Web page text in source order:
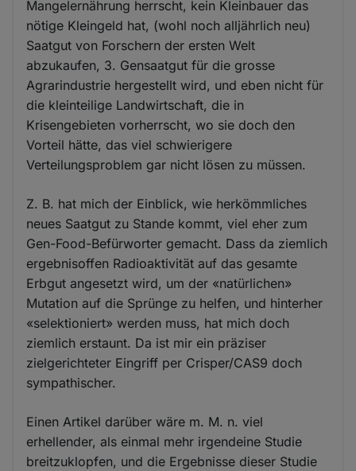
Mangelernährung herrscht, kein Kleinbauer das
nötige Kleingeld hat, (wohl noch alljährlich neu)
Saatgut von Forschern der ersten Welt
abzukaufen, 3. Gensaatgut für die grosse
Agrarindustrie hergestellt wird, und eben nicht für
die kleinteilige Landwirtschaft, die in
Krisengebieten vorherrscht, wo sie doch den
Vorteil hätte, das viel schwierigere
Verteilungsproblem gar nicht lösen zu müssen.
Z. B. hat mich der Einblick, wie herkömmliches
neues Saatgut zu Stande kommt, viel eher zum
Gen-Food-Befürworter gemacht. Dass da ziemlich
ergebnisoffen Radioaktivität auf das gesamte
Erbgut angesetzt wird, um der «natürlichen»
Mutation auf die Sprünge zu helfen, und hinterher
«selektioniert» werden muss, hat mich doch
ziemlich erstaunt. Da ist mir ein präziser
zielgerichteter Eingriff per Crisper/CAS9 doch
sympathischer.
Einen Artikel darüber wäre m. M. n. viel
erhellender, als einmal mehr irgendeine Studie
breitzuklopfen, und die Ergebnisse dieser Studie